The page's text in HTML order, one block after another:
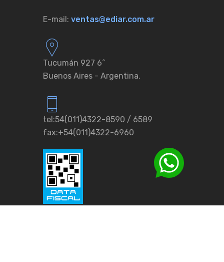
E-mail: ventas@ediar.com.ar
Tucumán 927 6ˆ
Buenos Aires - Argentina.
tel:54(011)4322-8590 / 6589
fax:+54(011)4322-6960